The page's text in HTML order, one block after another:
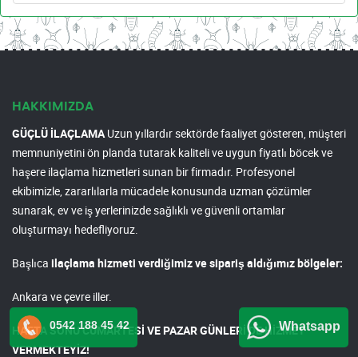
HAKKIMIZDA
GÜÇLÜ İLAÇLAMAUzun yıllardır sektörde faaliyet gösteren, müşteri
memnuniyetini ön planda tutarak kaliteli ve uygun fiyatlı böcek ve
haşere ilaçlama hizmetleri sunan bir firmadır. Profesyonel
ekibimizle, zararlılarla mücadele konusunda uzman çözümler
sunarak, ev ve iş yerlerinizde sağlıklı ve güvenli ortamlar
oluşturmayı hedefliyoruz.
Başlıca ilaçlama hizmeti verdiğimiz ve sipariş aldığımız bölgeler:
Ankara ve çevre iller.
HAFTA SONU CUMARTESİ VE PAZAR GÜNLERİ DE HİZMET
VERMEKTEYİZ!
0542 188 45 42 Whatsapp